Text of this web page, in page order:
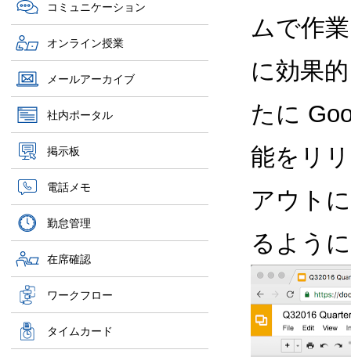
コミュニケーション
オンライン授業
メールアーカイブ
社内ポータル
掲示板
電話メモ
勤怠管理
在席確認
ワークフロー
タイムカード
ムで作
に効果
たに
能をリ
アウト
るよう